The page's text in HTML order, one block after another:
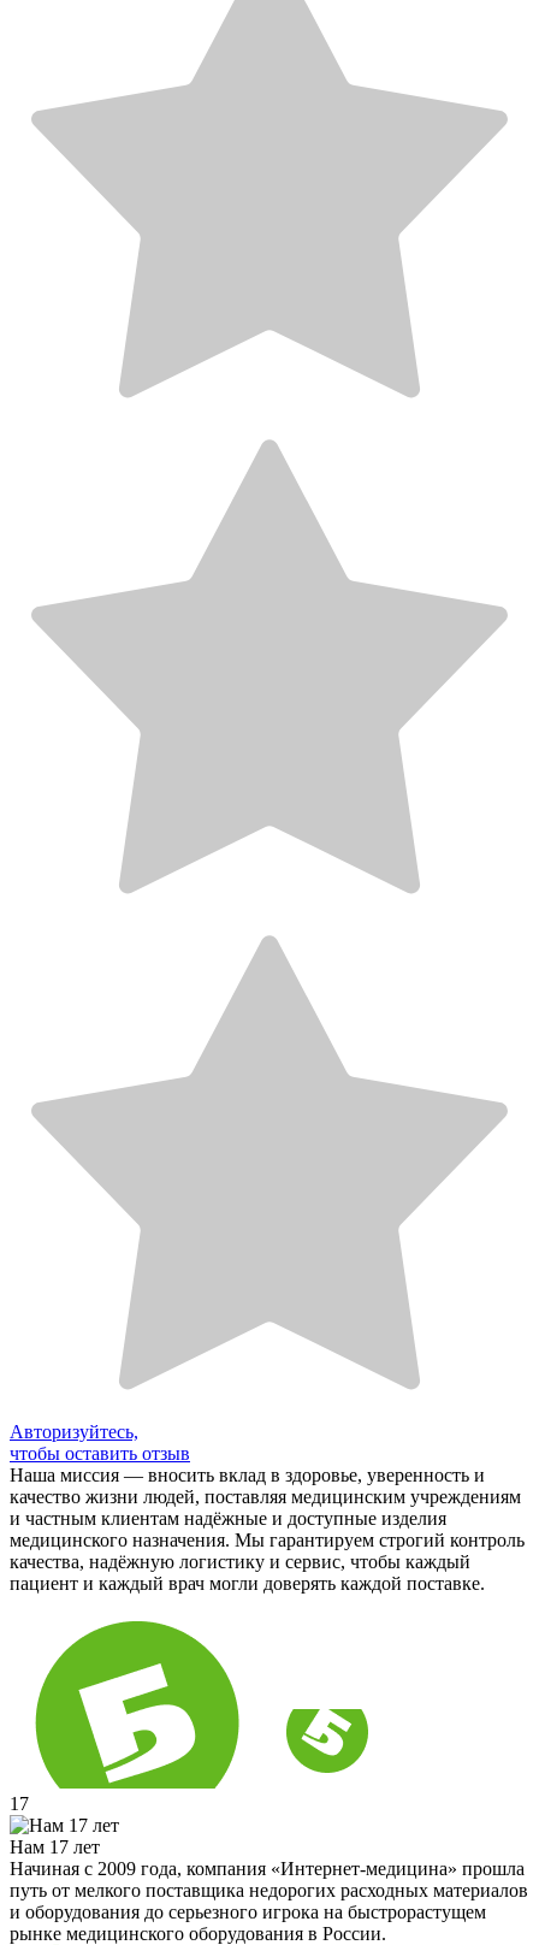
Авторизуйтесь,
чтобы оставить отзыв
Наша миссия — вносить вклад в здоровье, уверенность и
качество жизни людей, поставляя медицинским учреждениям
и частным клиентам надёжные и доступные изделия
медицинского назначения. Мы гарантируем строгий контроль
качества, надёжную логистику и сервис, чтобы каждый
пациент и каждый врач могли доверять каждой поставке.
17
Нам 17 лет
Начиная с 2009 года, компания «Интернет-медицина» прошла
путь от мелкого поставщика недорогих расходных материалов
и оборудования до серьезного игрока на быстрорастущем
рынке медицинского оборудования в России.